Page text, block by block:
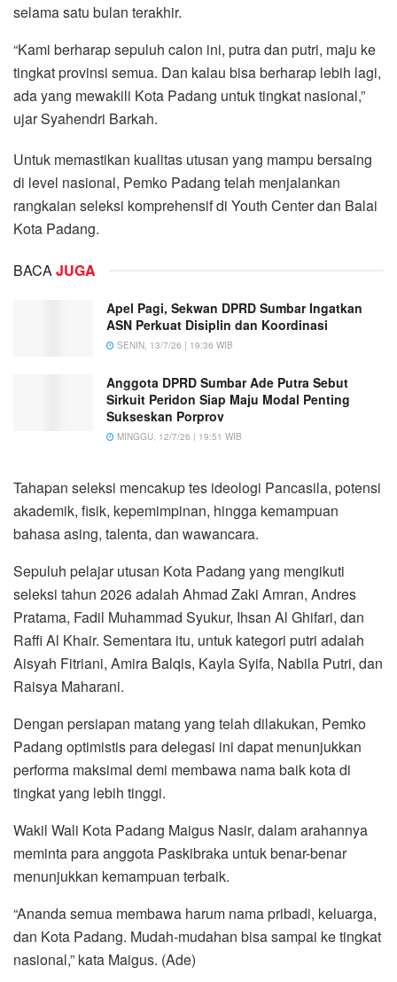
selama satu bulan terakhir.
“Kami berharap sepuluh calon ini, putra dan putri, maju ke
tingkat provinsi semua. Dan kalau bisa berharap lebih lagi,
ada yang mewakili Kota Padang untuk tingkat nasional,”
ujar Syahendri Barkah.
Untuk memastikan kualitas utusan yang mampu bersaing
di level nasional, Pemko Padang telah menjalankan
rangkaian seleksi komprehensif di Youth Center dan Balai
Kota Padang.
BACAJUGA
Apel Pagi, Sekwan DPRD Sumbar Ingatkan
ASN Perkuat Disiplin dan Koordinasi
SENIN, 13/7/26 | 19:36 WIB
Anggota DPRD Sumbar Ade Putra Sebut
Sirkuit Peridon Siap Maju Modal Penting
Sukseskan Porprov
MINGGU, 12/7/26 | 19:51 WIB
Tahapan seleksi mencakup tes ideologi Pancasila, potensi
akademik, fisik, kepemimpinan, hingga kemampuan
bahasa asing, talenta, dan wawancara.
Sepuluh pelajar utusan Kota Padang yang mengikuti
seleksi tahun 2026 adalah Ahmad Zaki Amran, Andres
Pratama, Fadil Muhammad Syukur, Ihsan Al Ghifari, dan
Raffi Al Khair. Sementara itu, untuk kategori putri adalah
Aisyah Fitriani, Amira Balqis, Kayla Syifa, Nabila Putri, dan
Raisya Maharani.
Dengan persiapan matang yang telah dilakukan, Pemko
Padang optimistis para delegasi ini dapat menunjukkan
performa maksimal demi membawa nama baik kota di
tingkat yang lebih tinggi.
Wakil Wali Kota Padang Maigus Nasir, dalam arahannya
meminta para anggota Paskibraka untuk benar-benar
menunjukkan kemampuan terbaik.
“Ananda semua membawa harum nama pribadi, keluarga,
dan Kota Padang. Mudah-mudahan bisa sampai ke tingkat
nasional,” kata Maigus. (Ade)